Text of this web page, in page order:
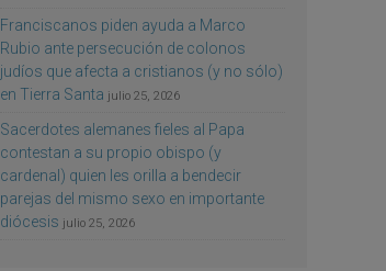
Franciscanos piden ayuda a Marco
Rubio ante persecución de colonos
judíos que afecta a cristianos (y no sólo)
en Tierra Santa julio 25, 2026
Sacerdotes alemanes fieles al Papa
contestan a su propio obispo (y
cardenal) quien les orilla a bendecir
parejas del mismo sexo en importante
diócesis julio 25, 2026